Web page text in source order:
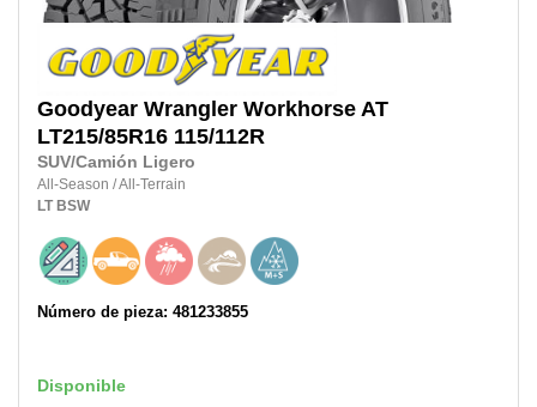
Goodyear Wrangler Workhorse AT
LT215/85R16 115/112R
SUV/Camión Ligero
All-Season /All-Terrain
LT BSW
Número de pieza: 481233855
Disponible